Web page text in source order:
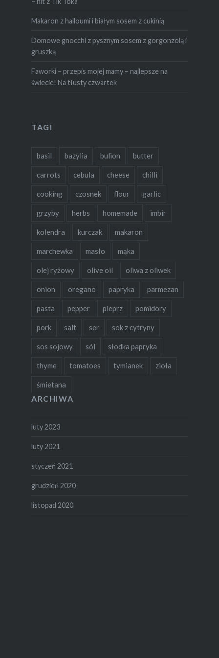
Makaron z halloumi i białym sosem z cukinią
Domowe gnocchi z pysznym sosem z gorgonzolą i
gruszką
Faworki – przepis mojej mamy – najlepsze na
świecie! Na tłusty czwartek
TAGI
basil bazylia bulion butter
carrots cebula cheese chilli
cooking czosnek flour garlic
grzyby herbs homemade imbir
kolendra kurczak makaron
marchewka masło mąka
olej ryżowy olive oil oliwa z oliwek
onion oregano papryka parmezan
pasta pepper pieprz pomidory
pork salt ser sok z cytryny
sos sojowy sól słodka papryka
thyme tomatoes tymianek zioła
śmietana
ARCHIWA
luty 2023
luty 2021
styczeń 2021
grudzień 2020
listopad 2020